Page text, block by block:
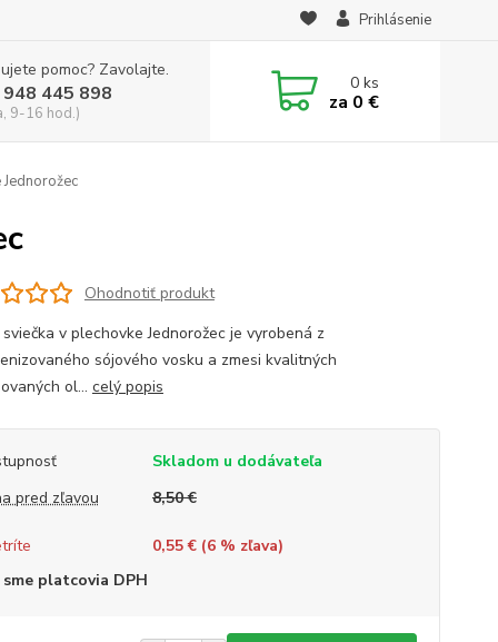
Prihlásenie
pomoc? Zavolajte.
445 898
9-16 hod.)
0ks
za 0 €
Ohodnotiť produkt
v plechovke Jednorožec je vyrobená z
sójového vosku a zmesi kvalitných
ol... celý popis
Skladom u dodávateľa
pred zľavou
8,50 €
0,55 € (6% zľava)
sme platcovia DPH